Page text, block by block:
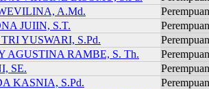
A.Md.
Perempuan
JUIIN, S.T.
Perempuan
YUSWARI, S.Pd.
Perempuan
AGUSTINA RAMBE, S. Th.
Perempuan
SE.
Perempuan
KASNIA, S.Pd.
Perempuan